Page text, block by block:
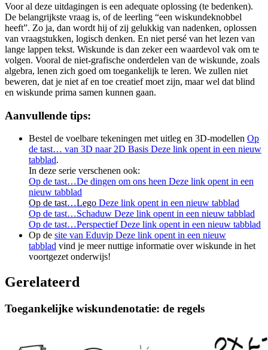
Voor al deze uitdagingen is een adequate oplossing (te bedenken).
De belangrijkste vraag is, of de leerling “een wiskundeknobbel
heeft”. Zo ja, dan wordt hij of zij gelukkig van nadenken, oplossen
van vraagstukken, logisch denken. En niet persé van het lezen van
lange lappen tekst. Wiskunde is dan zeker een waardevol vak om te
volgen. Vooral de niet-grafische onderdelen van de wiskunde, zoals
algebra, lenen zich goed om toegankelijk te leren. We zullen niet
beweren, dat je niet af en toe creatief moet zijn, maar wel dat blind
en wiskunde prima samen kunnen gaan.
Aanvullende tips:
Bestel de voelbare tekeningen met uitleg en 3D-modellen Op
de tast… van 3D naar 2D Basis Deze link opent in een nieuw
tabblad.
In deze serie verschenen ook:
Op de tast…De dingen om ons heen Deze link opent in een
nieuw tabblad
Op de tast…Lego Deze link opent in een nieuw tabblad
Op de tast…Schaduw Deze link opent in een nieuw tabblad
Op de tast…PerspectiefDeze link opent in een nieuw tabblad
Op de site van Eduvip Deze link opent in een nieuw
tabblad vind je meer nuttige informatie over wiskunde in het
voortgezet onderwijs!
Gerelateerd
Toegankelijke wiskundenotatie: de regels